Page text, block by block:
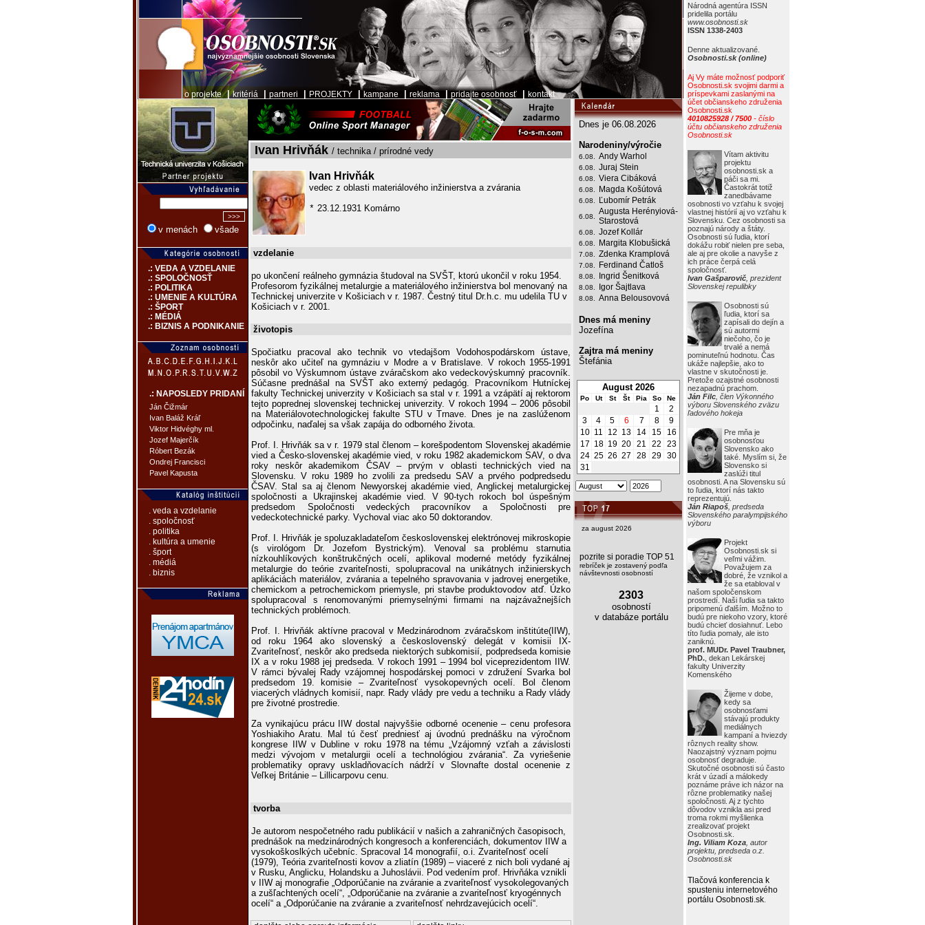
o projekte|kritériá partneri PROJEKTY kampane reklama pridajte osobnosť kontakt
Národná agentúra ISSN
pridelila portálu
www.osobnosti.sk
ISSN 1338-2403
Denne aktualizované.
Osobnosti.sk (online)
Aj Vy máte možnosť podporiť
Osobnosti.sk svojimi darmi a
príspevkami zaslanými na
účet občianskeho združenia
Osobnosti.sk
4010825928 / 7500 - číslo
účtu občianskeho združenia
Osobnosti.sk
Vítam aktivitu
projektu
osobnosti.sk a
páči sa mi.
Častokrát totiž
zanedbávame
osobnosti vo vzťahu k svojej
vlastnej histórií aj vo vzťahu k
Slovensku. Cez osobnosti sa
poznajú národy a štáty.
Osobnosti sú ľudia, ktorí
dokážu robiť nielen pre seba,
ale aj pre okolie a navyše z
ich práce čerpá celá
spoločnosť.
Ivan Gašparovič , prezident
Slovenskej repulibky
Osobnosti sú
ľudia, ktorí sa
zapísali do dejín a
sú autormi
niečoho, čo je
trvalé a nemá
pominuteľnú hodnotu. Čas
ukáže najlepšie, ako to
vlastne v skutočnosti je.
Pretože ozajstné osobnosti
nezapadnú prachom.
Ján Filc , člen Výkonného
výboru Slovenského zväzu
ľadového hokeja
Pre mňa je
osobnosťou
Slovensko ako
také. Myslím si, že
Slovensko si
zaslúži titul
osobnosti. A na Slovensku sú
to ľudia, ktorí nás takto
reprezentujú.
Ján Riapoš , predseda
Slovenského paralympijského
výboru
Projekt
Osobnosti.sk si
veľmi vážim.
Považujem za
dobré, že vznikol a
že sa etabloval v
našom spoločenskom
prostredí. Naši ľudia sa takto
pripomenú ďalším. Možno to
budú pre niekoho vzory, ktoré
budú chcieť dosiahnuť. Lebo
títo ľudia pomaly, ale isto
zaniknú.
prof. MUDr. Pavel Traubner,
PhD. , dekan Lekárskej
fakulty Univerzity
Komenského
Žijeme v dobe,
kedy sa
osobnosťami
stávajú produkty
mediálnych
kampaní a hviezdy
rôznych reality show.
Naozajstný význam pojmu
osobnosť degraduje.
Skutočné osobnosti sú často
krát v úzadí a málokedy
poznáme práve ich názor na
rôzne problematiky našej
spoločnosti. Aj z týchto
dôvodov vznikla asi pred
troma rokmi myšlienka
zrealizovať projekt
Osobnosti.sk.
Ing. Viliam Koza , autor
projektu, predseda o.z.
Osobnosti.sk
Tlačová konferencia k
spusteniu internetového
portálu Osobnosti.sk
v menách všade
.: VEDA A VZDELANIE
.: SPOLOČNOSŤ
.: POLITIKA
.: UMENIE A KULTÚRA
.: ŠPORT
.: MÉDIÁ
.: BIZNIS A PODNIKANIE
.: NAPOSLEDY PRIDANÍ
Ján Čižmár
Ivan Baláž Kráľ
Viktor Hidvéghy ml.
Jozef Majerčík
Róbert Bezák
Ondrej Francisci
Pavel Kapusta
. veda a vzdelanie
. spoločnosť
. politika
. kultúra a umenie
. šport
. médiá
. biznis
Ivan Hrivňák / technika / prírodné vedy
Ivan Hrivňák
vedec z oblasti materiálového inžinierstva a zvárania
* 23.12.1931 Komárno
vzdelanie
po ukončení reálneho gymnázia študoval na SVŠT, ktorú ukončil v roku 1954.
Profesorom fyzikálnej metalurgie a materiálového inžinierstva bol menovaný na
Technickej univerzite v Košiciach v r. 1987. Čestný titul Dr.h.c. mu udelila TU v
Košiciach v r. 2001.
životopis
Spočiatku pracoval ako technik vo vtedajšom Vodohospodárskom ústave,
neskôr ako učiteľ na gymnáziu v Modre a v Bratislave. V rokoch 1955-1991
pôsobil vo Výskumnom ústave zváračskom ako vedeckovýskumný pracovník.
Súčasne prednášal na SVŠT ako externý pedagóg. Pracovníkom Hutníckej
fakulty Technickej univerzity v Košiciach sa stal v r. 1991 a vzápätí aj rektorom
tejto poprednej slovenskej technickej univerzity. V rokoch 1994 – 2006 pôsobil
na Materiálovotechnologickej fakulte STU v Trnave. Dnes je na zaslúženom
odpočinku, naďalej sa však zapája do odborného života.
Prof. I. Hrivňák sa v r. 1979 stal členom – korešpodentom Slovenskej akadémie
vied a Česko-slovenskej akadémie vied, v roku 1982 akademickom SAV, o dva
roky neskôr akademikom ČSAV – prvým v oblasti technických vied na
Slovensku. V roku 1989 ho zvolili za predsedu SAV a prvého podpredsedu
ČSAV. Stal sa aj členom Newyorskej akadémie vied, Anglickej metalurgickej
spoločnosti a Ukrajinskej akadémie vied. V 90-tych rokoch bol úspešným
predsedom Spoločnosti vedeckých pracovníkov a Spoločnosti pre
vedeckotechnické parky. Vychoval viac ako 50 doktorandov.
Prof. I. Hrivňák je spoluzakladateľom československej elektrónovej mikroskopie
(s virológom Dr. Jozefom Bystrickým). Venoval sa problému starnutia
nízkouhlíkových konštrukčných ocelí, aplikoval moderné metódy fyzikálnej
metalurgie do teórie zvariteľnosti, spolupracoval na unikátnych inžinierskych
aplikáciách materiálov, zvárania a tepelného spravovania v jadrovej energetike,
chemickom a petrochemickom priemysle, pri stavbe produktovodov atď. Úzko
spolupracoval s renomovanými priemyselnými firmami na najzávažnejších
technických problémoch.
Prof. I. Hrivňák aktívne pracoval v Medzinárodnom zváračskom inštitúte(IIW),
od roku 1964 ako slovenský a československý delegát v komisii IX-
Zvariteľnosť, neskôr ako predseda niektorých subkomisií, podpredseda komisie
IX a v roku 1988 jej predseda. V rokoch 1991 – 1994 bol viceprezidentom IIW.
V rámci bývalej Rady vzájomnej hospodárskej pomoci v združení Svarka bol
predsedom 19. komisie – Zvariteľnosť vysokopevných ocelí. Bol členom
viacerých vládnych komisií, napr. Rady vlády pre vedu a techniku a Rady vlády
pre životné prostredie.
Za vynikajúcu prácu IIW dostal najvyššie odborné ocenenie – cenu profesora
Yoshiakiho Aratu. Mal tú česť predniesť aj úvodnú prednášku na výročnom
kongrese IIW v Dubline v roku 1978 na tému „Vzájomný vzťah a závislosti
medzi vývojom v metalurgii ocelí a technológiou zvárania“. Za vyriešenie
problematiky opravy uskladňovacích nádrží v Slovnafte dostal ocenenie z
Veľkej Británie – Lillicarpovu cenu.
tvorba
Je autorom nespočetného radu publikácií v našich a zahraničných časopisoch,
prednášok na medzinárodných kongresoch a konferenciách, dokumentov IIW a
vysokoškoslkých učebníc. Spracoval 14 monografií, o.i. Zvariteľnosť ocelí
(1979), Teória zvariteľnosti kovov a zliatín (1989) – viaceré z nich boli vydané aj
v Rusku, Anglicku, Holandsku a Juhoslávii. Pod vedením prof. Hrivňáka vznikli
v IIW aj monografie „Odporúčanie na zváranie a zvariteľnosť vysokolegovaných
a zušľachtených ocelí“, „Odporúčanie na zváranie a zvariteľnosť kryogénnych
ocelí“ a „Odporúčanie na zváranie a zvariteľnosť nehrdzavejúcich ocelí“.
Dnes je 06.08.2026
Narodeniny/výročie
6.08. Andy Warhol
6.08. Juraj Stein
6.08. Viera Cibáková
6.08. Magda Košútová
6.08. Ľubomír Petrák
6.08.
Augusta Herényiová-
Starostová
6.08. Jozef Kollár
6.08. Margita Klobušická
7.08. Zdenka Kramplová
7.08. Ferdinand Čatloš
8.08. Ingrid Šenitková
8.08. Igor Šajtlava
8.08. Anna Belousovová
Dnes má meniny
Jozefína
Zajtra má meniny
Štefánia
August 2026
Po Ut St Št Pia So Ne
1
2
3
4 5 6 7 8
9
10 11 12 13 14 15
16
17 18 19 20 21 22
23
24 25 26 27 28 29 30
31
za august 2026
pozrite si poradie TOP 51
rebríček je zostavený podľa
návštevnosti osobností
2303
osobností
v databáze portálu